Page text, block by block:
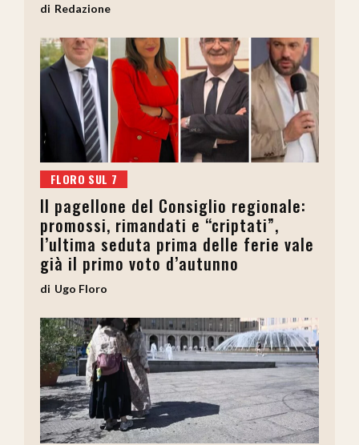
Redazione
FLORO SUL 7
Il pagellone del Consiglio regionale:
promossi, rimandati e “criptati”,
l’ultima seduta prima delle ferie vale
già il primo voto d’autunno
Ugo Floro